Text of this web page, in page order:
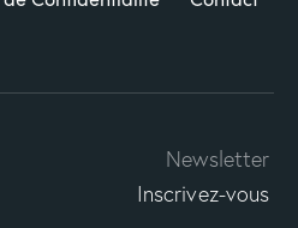
Newsletter
Inscrivez-vous